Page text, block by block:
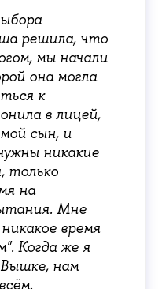
решила, что
мы начали
она могла
к
в лицей,
сын, и
никакие
только
на
Мне
время
Когда же я
нам